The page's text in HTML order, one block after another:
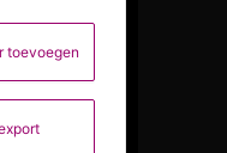
toevoegen